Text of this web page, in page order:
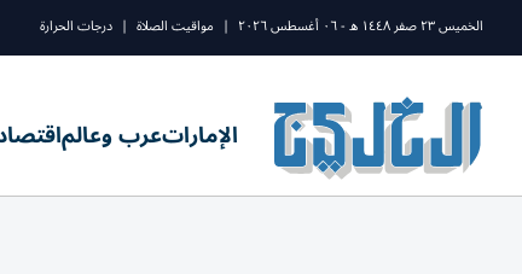
الخميس ٢٣ صفر ١٤٤٨ ه - ٠٦ أغسطس ٢٠٢٦ | مواقيت الصلاة | درجات الحرارة
الإماراتعرب وعالم